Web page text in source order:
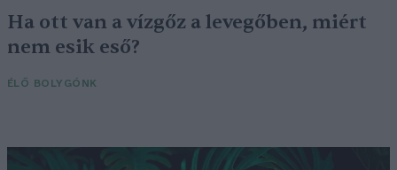
Ha ott van a vízgőz a levegőben, miért
nem esik eső?
ÉLŐ BOLYGÓNK